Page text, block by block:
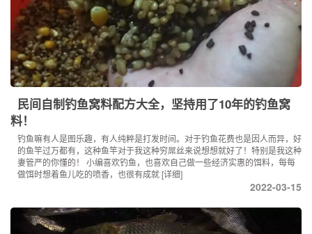
民间自制钓鱼窝料配方大全，坚持用了10年的钓鱼窝
料！
钓鱼嘛有人是图乐趣，有人纯粹是打发时间。对于钓鱼花费也是因人而异，好
的鱼竿过万都有，这种鱼竿对于我这种穷屌丝来说想想就好了！特别是我这种
妻管严的你懂的！ 小编喜欢钓鱼，也喜欢自己做一些经济实惠的饵料，每每
做饵时想着鱼儿吃的喷香，也很有成就[详细]
2022-03-15